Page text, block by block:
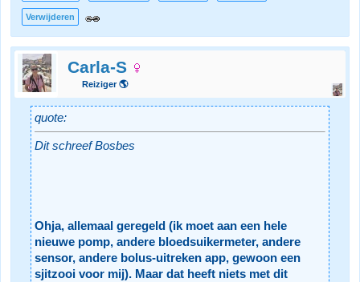
Verwijderen
Carla-S
Reiziger 🌎
quote:
Dit schreef Bosbes
Ohja, allemaal geregeld (ik moet aan een hele
nieuwe pomp, andere bloedsuikermeter, andere
sensor, andere bolus-uitreken app, gewoon een
sjitzooi voor mij). Maar dat heeft niets met dit